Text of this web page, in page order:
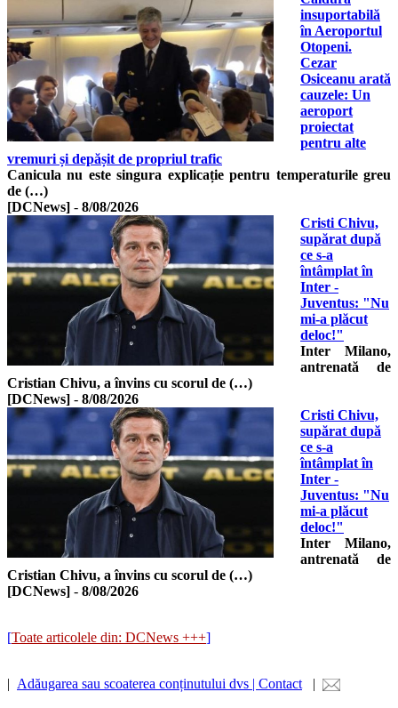
insuportabilă
în Aeroportul
Otopeni.
Cezar
Osiceanu arată
cauzele: Un
aeroport
proiectat
pentru alte
vremuri și depășit de propriul trafic
Canicula nu este singura explicație pentru temperaturile greu
de (…)
[DCNews] - 8/08/2026
Cristi Chivu,
supărat după
ce s-a
întâmplat în
Inter -
Juventus: "Nu
mi-a plăcut
deloc!"
Inter Milano,
antrenată de
Cristian Chivu, a învins cu scorul de (…)
[DCNews] - 8/08/2026
Cristi Chivu,
supărat după
ce s-a
întâmplat în
Inter -
Juventus: "Nu
mi-a plăcut
deloc!"
Inter Milano,
antrenată de
Cristian Chivu, a învins cu scorul de (…)
[DCNews] - 8/08/2026
[Toate articolele din: DCNews +++]
| Adăugarea sau scoaterea conținutului dvs | Contact |